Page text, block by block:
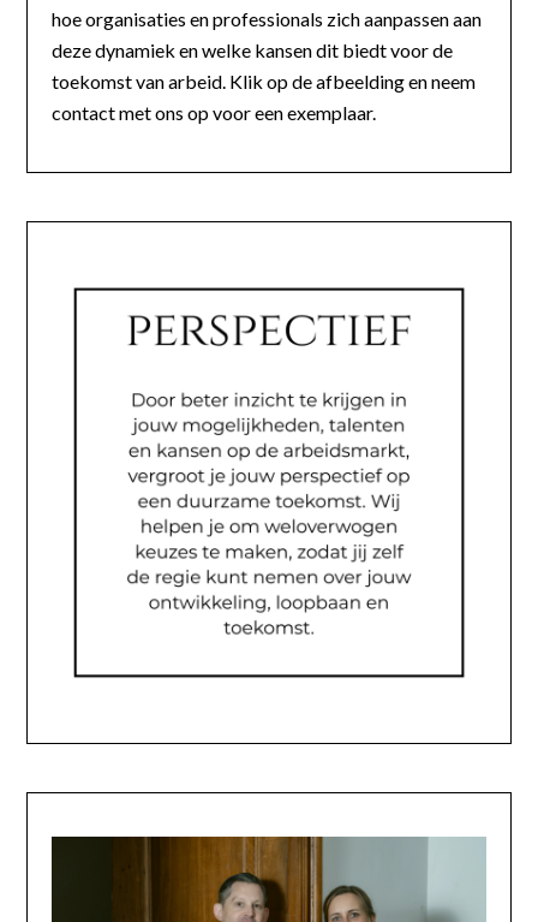
hoe organisaties en professionals zich aanpassen aan
deze dynamiek en welke kansen dit biedt voor de
toekomst van arbeid. Klik op de afbeelding en neem
contact met ons op voor een exemplaar.